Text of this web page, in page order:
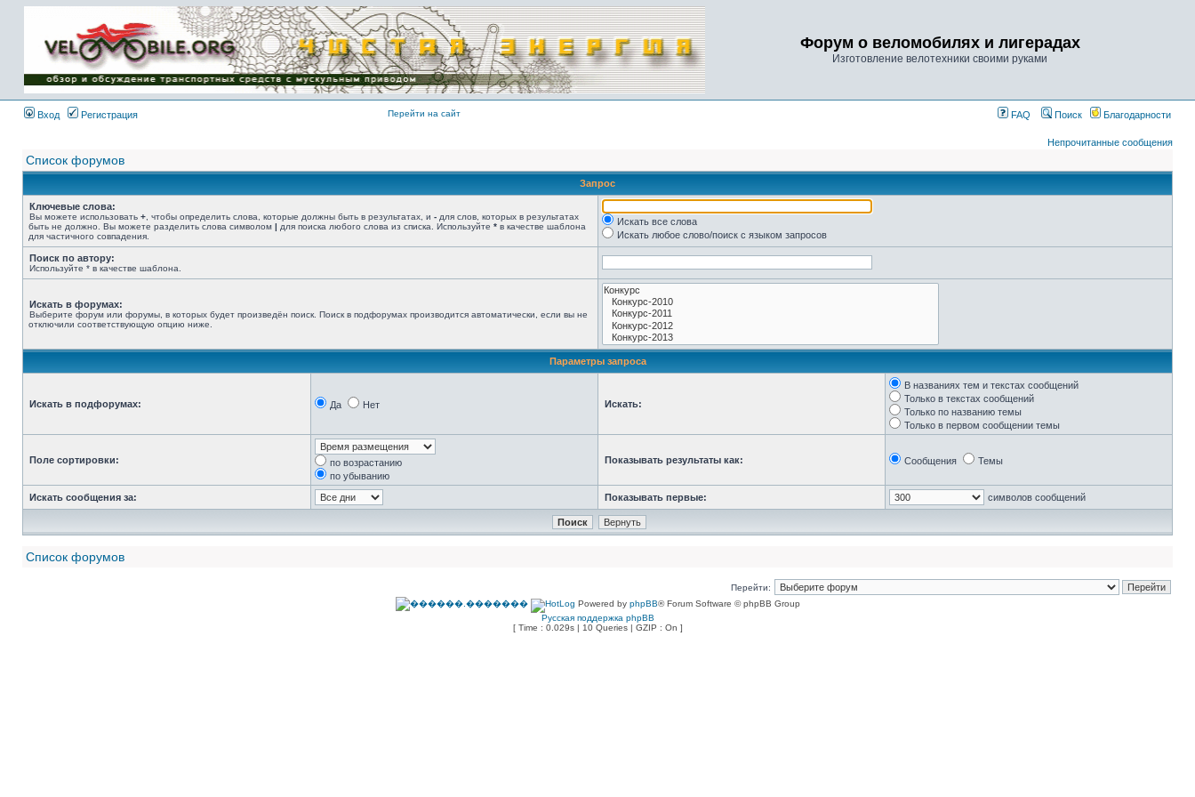
Имя пользователя:
Пароль:
{ LOG_ME_IN_SHORT
}
Форум о веломобилях и лигерадах
Изготовление велотехники своими руками
Вход Регистрация Перейти на сайт FAQ Поиск Благодарности
Непрочитанные сообщения
Список форумов
Запрос
Ключевые слова:
Вы можете использовать + , чтобы определить слова, которые должны быть в результатах, и - для слов, которых в результатах
быть не должно. Вы можете разделить слова символом | для поиска любого слова из списка. Используйте * в качестве шаблона
для частичного совпадения.
Искать все слова
Искать любое слово/поиск с языком запросов
Поиск по автору:
Используйте * в качестве шаблона.
Искать в форумах:
Выберите форум или форумы, в которых будет произведён поиск. Поиск в подфорумах производится автоматически, если вы не
отключили соответствующую опцию ниже.
Параметры запроса
Искать в подфорумах: Да Нет Искать:
В названиях тем и текстах сообщений
Только в текстах сообщений
Только по названию темы
Только в первом сообщении темы
Поле сортировки:
по возрастанию
по убыванию
Показывать результаты как: Сообщения Темы
Искать сообщения за: Показывать первые: символов сообщений
Список форумов
Перейти:
Powered by phpBB® Forum Software © phpBB Group
Русская поддержка phpBB
[ Time : 0.029s | 10 Queries | GZIP : On ]